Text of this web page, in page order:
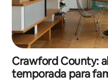
Crawford County:
temporada para